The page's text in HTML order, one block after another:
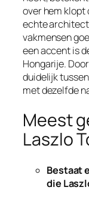
over hem klopt
echte
vakmensen
een accent is
Hongarije.
duidelijk
met dezelfde
Meest
Laszlo
Bestaat
die